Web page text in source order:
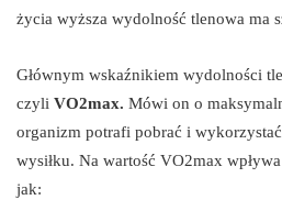
życia wyższa wydolność tlenowa ma
Głównym wskaźnikiem wydolności
czyli VO2max. Mówi on o
organizm potrafi pobrać i
wysiłku. Na wartość VO2max
jak: